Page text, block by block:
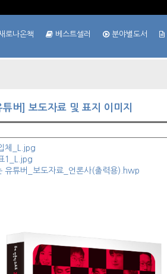
로나온책 베스트셀러 분야별도서
튜버] 보도자료 및 표지 이미지
체_L.jpg
1_L.jpg
유튜버_보도자료_언론사(출력용).hwp